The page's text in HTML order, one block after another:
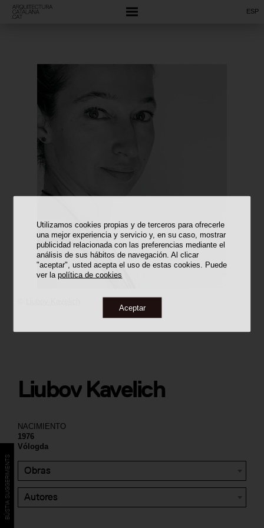
Utilizamos cookies propias y de terceros para ofrecerle
una mejor experiencia y servicio y, en su caso, mostrar
publicidad relacionada con las preferencias mediante el
análisis de sus hábitos de navegación. Al clicar
"aceptar", usted acepta el uso de estas cookies. Puede
ver lapolítica de cookies
Aceptar
ESP
NACIMIENTO
1976
Vólogda
Obras
Autores
Liubov Kavelich
BÚSTIA SUGGERIMENTS